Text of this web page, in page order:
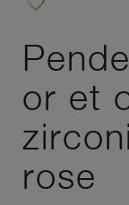
or et
rose